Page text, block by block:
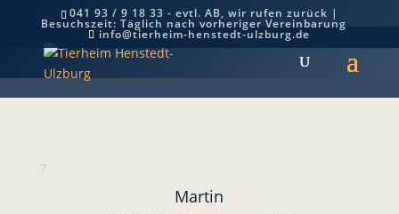
041 93 / 9 18 33 - evtl. AB, wir rufen zurück |
Besuchszeit: Täglich nach vorheriger Vereinbarung
info@tierheim-henstedt-ulzburg.de
Martin
7
Martin